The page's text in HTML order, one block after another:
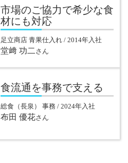
市場のご協力で希少な食
材にも対応
足立商店 青果仕入れ / 2014年入社
堂﨑 功二さん
食流通を事務で支える
総食（長泉） 事務 / 2024年入社
布田 優花さん